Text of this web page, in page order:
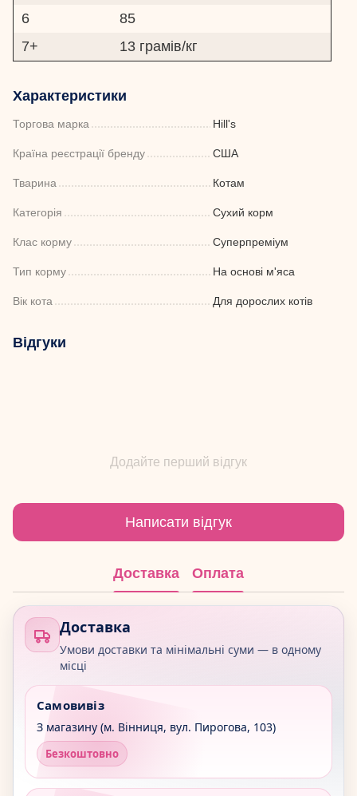
6
85
7+
13 грамів/кг
Характеристики
Торгова марка Hill's
Країна реєстрації бренду США
Тварина Котам
Категорія Сухий корм
Клас корму Суперпреміум
Тип корму На основі м'яса
Вік кота Для дорослих котів
Відгуки
Додайте перший відгук
Написати відгук
Доставка Оплата
Доставка
Умови доставки та мінімальні суми — в одному
місці
Самовивіз
З магазину (м. Вінниця, вул. Пирогова, 103)
Безкоштовно